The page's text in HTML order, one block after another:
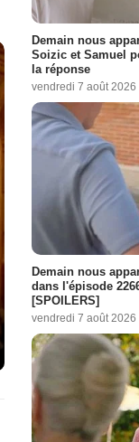
Demain nous
Soizic et Samuel
la réponse
vendredi 7 août 2026
Demain nous
dans l'épisode
[SPOILERS]
vendredi 7 août 2026